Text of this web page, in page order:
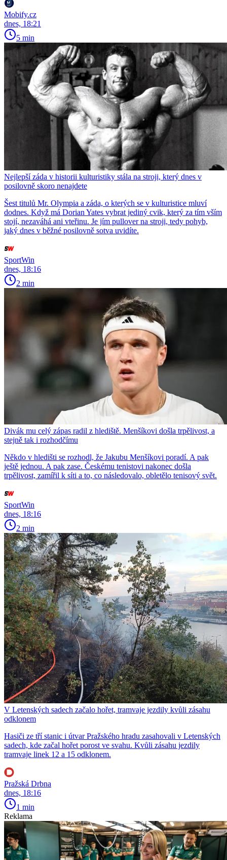
Mobify.cz
dnes, 18:21
5 min
Nejlepší záda v historii kulturistiky stála na stroji, který dnes v
posilovně skoro nenajdete
Šest titulů Mr. Olympia a záda, o kterých se v kulturistice mluví
dodnes. Když má Dorian Yates vybrat jediný cvik, který za tím vším
stojí, nezaváhá ani vteřinu. Je jím pullover na stroji, tedy pohyb,
jaký dnes v běžné posilovně sotva uvidíte.
SportWin
dnes, 18:16
2 min
Divák mu celý zápas radil z hlediště. Menšíkovi došla trpělivost, a
stejně tak i rozhodčímu
Někdo v hledišti se rozhodl, že Jakubu Menšíkovi poradí. A pak
ještě jednou. A pak zase. Českému tenistovi nakonec došla
trpělivost, zamířil k síti a to, co následovalo, obletělo tenisový svět.
SportWin
dnes, 18:16
2 min
V Letenských sadech začalo hořet, tramvaje jezdily kvůli zásahu
odklonem
Hasiči ze tří stanic i útvar Pražského hradu zasahovali v Letenských
sadech, kde začal hořet porost ve svahu. Kvůli zásahu jezdily
tramvaje linek 12 a 15 odklonem.
Pražská Drbna
dnes, 18:16
1 min
Reklama